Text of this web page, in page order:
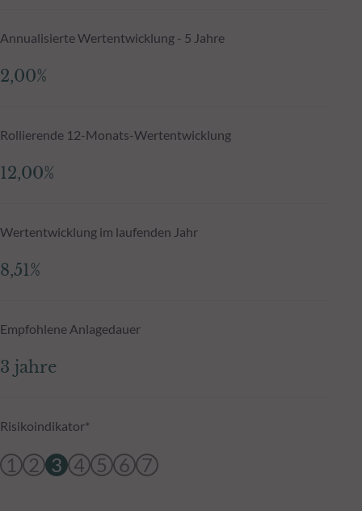
Annualisierte Wertentwicklung - 5 Jahre
2,00%
Rollierende 12-Monats-Wertentwicklung
12,00%
Wertentwicklung im laufenden Jahr
8,51%
Empfohlene Anlagedauer
3 jahre
Risikoindikator*
1 2 3 4 5 6 7